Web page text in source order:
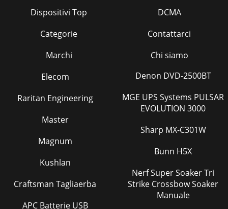
Dispositivi Top
Categorie
Marchi
DCMA
Contattarci
Chi siamo
Elecom
Raritan Engineering
Master
Magnum
Kushlan
Craftsman Tagliaerba
APC Batterie USB
Denon DVD-2500BT
MGE UPS Systems PULSAR
EVOLUTION 3000
Sharp MX-C301W
Bunn H5X
Nerf Super Soaker Tri
Strike Crossbow Soaker
Manuale